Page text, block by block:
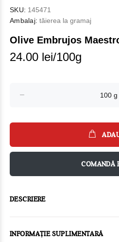
SKU: 145471
Ambalaj: tăierea la gramaj
Olive Embrujos
24.00 lei/100g
COMANDĂ
DESCRIERE
INFORMAȚIE SUPLIMENTARĂ